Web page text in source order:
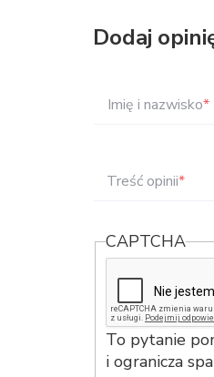
Dodaj
Imię i nazwisko*
Treść opinii*
CAPTCHA
To pytanie
i ogranicza